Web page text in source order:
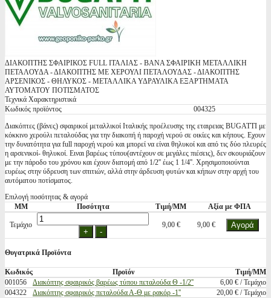
ΔΙΑΚΟΠΤΗΣ ΣΦΑΙΡΙΚΟΣ FULL ΙΤΑΛΙΑΣ - ΒΑΝΑ ΣΦΑΙΡΙΚΗ ΜΕΤΑΛΛΙΚΗ
ΠΕΤΑΛΟΥΔΑ - ΔΙΑΚΟΠΤΗΣ ME ΧΕΡΟΥΛΙ ΠΕΤΑΛΟΥΔΑΣ - ΔΙΑΚΟΠΤΗΣ
ΑΡΣΕΝΙΚΟΣ - ΘΗΛΥΚΟΣ - ΜΕΤΑΛΛΙΚΑ ΥΔΡΑΥΛΙΚΑ ΕΞΑΡΤΗΜΑΤΑ
ΑΥΤΟΜΑΤΟΥ ΠΟΤΙΣΜΑΤΟΣ
Τεχνικά Χαρακτηριστικά
Κωδικός προϊόντος
004325
Διακόπτες (βάνες) σφαιρικοί μεταλλικοί Ιταλικής προέλευσης της εταιρειας BUGATTI με
κόκκινο χερούλι πεταλούδας για την διακοπή ή παροχή νερού σε οικίες και κήπους. Εχουν
την δυνατότητα για full παροχή νερού και μπορεί να είναι θηλυκοί και από τις δύο πλευρές
η αρσενικοί- θηλυκοί. Ειναι βαρέως τύπου(αντέχουν σε μεγάλες πιέσεις), δεν σκουριάζουν
με την πάροδο του χρόνου και έχουν διατομή από 1/2'' έως 1 1/4''. Χρησιμοποιούνται
ευρέως στην ύδρευση των σπιτιών, αλλά στην άρδευση φυτών και κήπων στην αρχή του
αυτόματου ποτίσματος.
Επιλογή ποσότητας & αγορά
ΜΜ
Ποσότητα Τιμή/ΜΜ Αξία με ΦΠΑ
Τεμάχιο 9,00 € 9,00 €
Θυγατρικά Προϊόντα
Κωδικός Προϊόν
Τιμή/ΜΜ
001056
Διακόπτης σφαιρικός βαρέως τύπου πεταλούδα Θ -1/2''
6,00 € / Τεμάχιο
004322
Διακόπτης σφαιρικός πεταλούδα Α-Θ με ρακόρ -1''
20,00 € / Τεμάχιο